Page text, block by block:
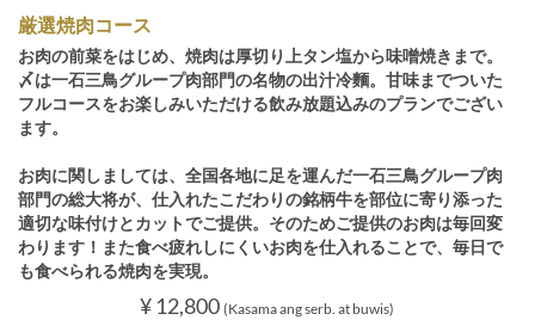
厳選焼肉コース
お肉の前菜をはじめ、焼肉は厚切り上タン塩から味噌焼きまで。
〆は一石三鳥グループ肉部門の名物の出汁冷麵。甘味までついた
フルコースをお楽しみいただける飲み放題込みのプランでござい
ます。
お肉に関しましては、全国各地に足を運んだ一石三鳥グループ肉
部門の総大将が、仕入れたこだわりの銘柄牛を部位に寄り添った
適切な味付けとカットでご提供。そのためご提供のお肉は毎回変
わります！また食べ疲れしにくいお肉を仕入れることで、毎日で
も食べられる焼肉を実現。
¥ 12,800 (Kasama ang serb. at buwis)